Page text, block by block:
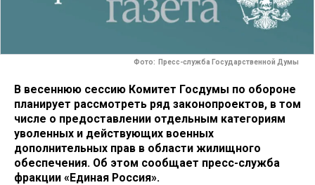
Фото: Пресс-служба Государственной Думы
В весеннюю сессию Комитет Госдумы по обороне
планирует рассмотреть ряд законопроектов, в том
числе о предоставлении отдельным категориям
уволенных и действующих военных
дополнительных прав в области жилищного
обеспечения. Об этом сообщает пресс-служба
фракции «Единая Россия».